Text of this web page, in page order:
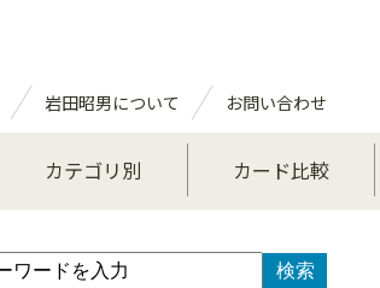
岩田昭男について お問い合わせ
カテゴリ別 カード比較